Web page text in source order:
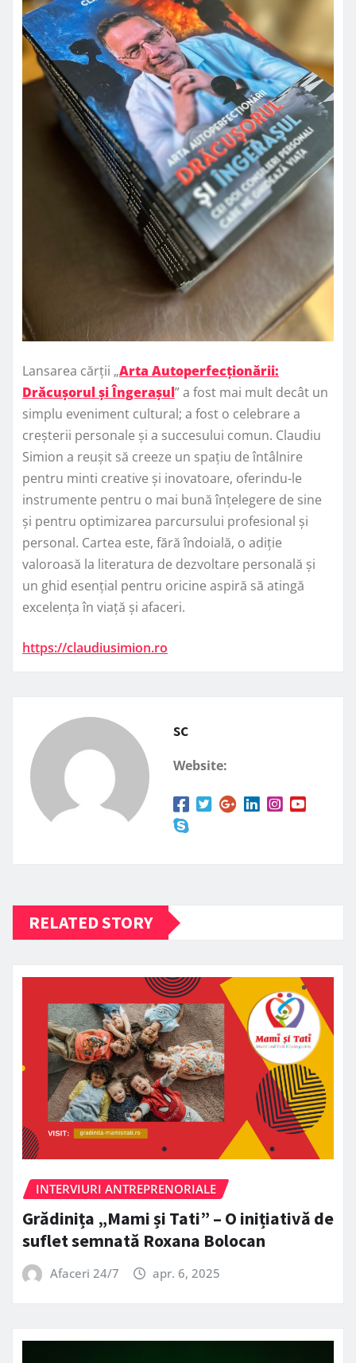
Lansarea cărții „Arta Autoperfecționării:
Drăcușorul și Îngerașul” a fost mai mult decât un
simplu eveniment cultural; a fost o celebrare a
creșterii personale și a succesului comun. Claudiu
Simion a reușit să creeze un spațiu de întâlnire
pentru minti creative și inovatoare, oferindu-le
instrumente pentru o mai bună înțelegere de sine
și pentru optimizarea parcursului profesional și
personal. Cartea este, fără îndoială, o adiție
valoroasă la literatura de dezvoltare personală și
un ghid esențial pentru oricine aspiră să atingă
excelența în viață și afaceri.
https://claudiusimion.ro
sc
Website:
RELATED STORY
INTERVIURI ANTREPRENORIALE
Grădinița „Mami și Tati” – O inițiativă de
suflet semnată Roxana Bolocan
Afaceri 24/7 apr. 6, 2025